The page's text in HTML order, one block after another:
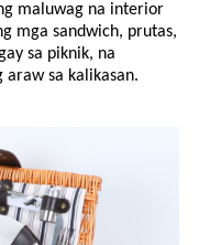
maluwag na interior
mga sandwich, prutas,
sa piknik, na
araw sa kalikasan.